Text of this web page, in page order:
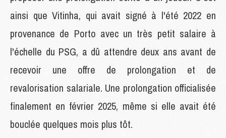
ainsi que Vitinha, qui avait signé à l'été 2022 en
provenance de Porto avec un très petit salaire à
l'échelle du PSG, a dû attendre deux ans avant de
recevoir une offre de prolongation et de
revalorisation salariale. Une prolongation officialisée
finalement en février 2025, même si elle avait été
bouclée quelques mois plus tôt.